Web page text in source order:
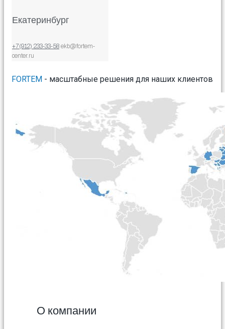
Екатеринбург
+7(912) 233-33-58 ekb@fortem-
center.ru
FORTEM - масштабные решения для наших клиентов
О компании